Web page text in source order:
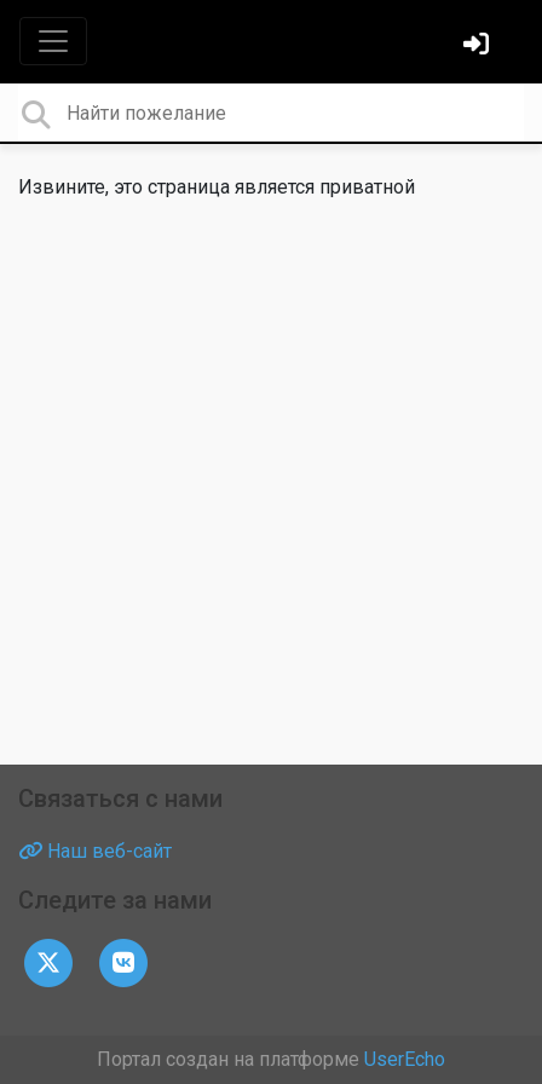
Извините, это страница является приватной
Связаться с нами
Наш веб-сайт
Следите за нами
Портал создан на платформе UserEcho